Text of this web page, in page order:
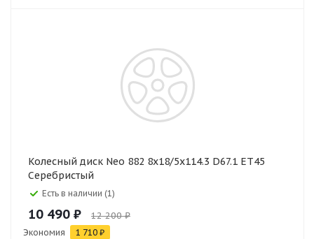
Колесный диск Neo 882 8x18/5x114.3 D67.1 ET45
Серебристый
Есть в наличии (1)
10 490 ₽ 12 200 ₽
Экономия 1 710 ₽